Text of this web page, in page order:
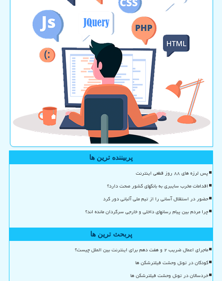
پربیننده ترین ها
پس لرزه های ۸۸ روز قطعی اینترنت
اقدامات مخرب سایبری به بانکهای کشور صحت دارد؟
حضور در استقلال آسانی را از تیم ملی آلبانی دور کرد
چرا مردم بین پیام رسانهای داخلی و خارجی سرگردان مانده اند؟
پربحث ترین ها
ماجرای اعمال ضریب ۲ و هفت دهم برای اینترنت بین الملل چیست؟
کودکان در تونل وحشت فیلترشکن ها
خردسالان در تونل وحشت فیلترشکن ها